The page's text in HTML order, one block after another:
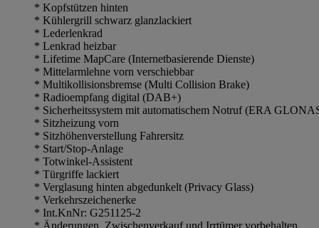
* Kopfstützen hinten
* Kühlergrill schwarz glanzlackiert
* Lederlenkrad
* Lenkrad heizbar
* Lifetime MapCare (Internetbasierende Dienste)
* Mittelarmlehne vorn verschiebbar
* Multikollisionsbremse (Multi Collision Brake)
* Radioempfang digital (DAB+)
* Sicherheitssystem mit automatischem Notruf (ERA
* Sitzheizung vorn
* Sitzhöhenverstellung Fahrersitz
* Start/Stop-Anlage
* Totwinkel-Assistent
* Türgriffe lackiert
* Verglasung hinten abgedunkelt (Privacy Glass)
* Verkehrszeichenerke
* Int.KnNr: G251125-2
* Änderungen, Zwischenverkauf und Irrtümer vorbehalten.